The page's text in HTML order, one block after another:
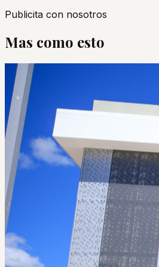
Publicita con nosotros
Mas como esto